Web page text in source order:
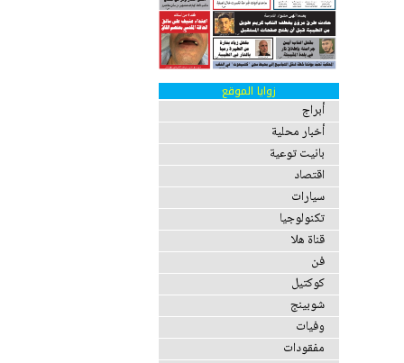
زوايا الموقع
أبراج
أخبار محلية
بانيت توعية
اقتصاد
سيارات
تكنولوجيا
قناة هلا
فن
كوكتيل
شوبينج
وفيات
مفقودات